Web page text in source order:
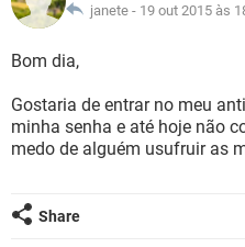
GUIA DE COMPRAS
INSTAGRAM
GUIA DE COMPRAS
CELULAR
GUIA DE COMPRAS
JOGOS
CELULAR
OUTLOOK
INSTAGRAM
janete - 19 out 2015 às
Bom dia,
Gostaria de entrar no meu
minha senha e até hoje não
medo de alguém usufruir as
Share